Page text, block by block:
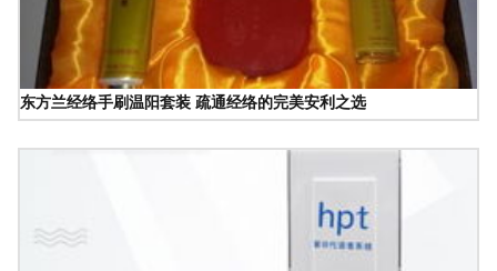
东方兰经络手刷温阳套装 疏通经络的完美安利之选